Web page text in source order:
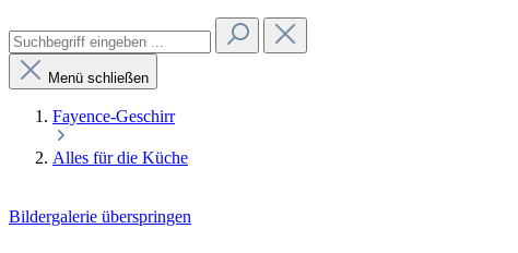
Menü schließen
Fayence-Geschirr
Alles für die Küche
Bildergalerie überspringen